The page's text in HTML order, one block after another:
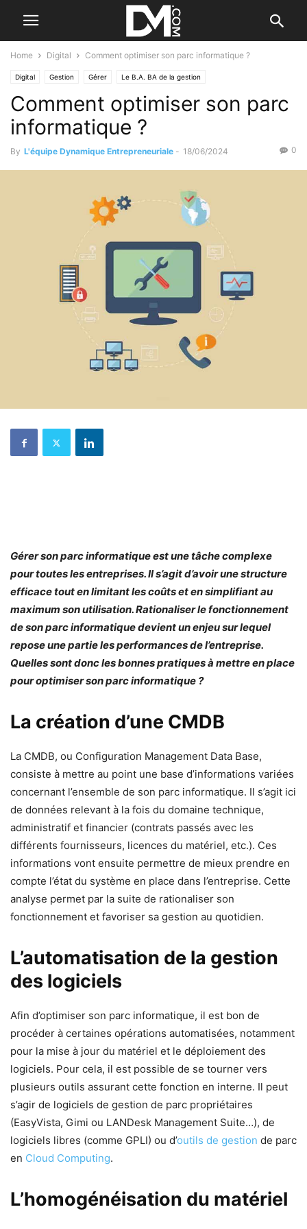
Home Digital Comment optimiser son parc informatique ?
Digital Gestion Gérer Le B.A. BA de la gestion
Comment optimiser son parc
informatique ?
By L'équipe Dynamique Entrepreneuriale - 18/06/2024 0
Gérer son parc informatique est une tâche complexe
pour toutes les entreprises. Il s’agit d’avoir une structure
efficace tout en limitant les coûts et en simplifiant au
maximum son utilisation. Rationaliser le fonctionnement
de son parc informatique devient un enjeu sur lequel
repose une partie les performances de l’entreprise.
Quelles sont donc les bonnes pratiques à mettre en place
pour optimiser son parc informatique ?
La création d’une CMDB
La CMDB, ou Configuration Management Data Base,
consiste à mettre au point une base d’informations variées
concernant l’ensemble de son parc informatique. Il s’agit ici
de données relevant à la fois du domaine technique,
administratif et financier (contrats passés avec les
différents fournisseurs, licences du matériel, etc.). Ces
informations vont ensuite permettre de mieux prendre en
compte l’état du système en place dans l’entreprise. Cette
analyse permet par la suite de rationaliser son
fonctionnement et favoriser sa gestion au quotidien.
L’automatisation de la gestion
des logiciels
Afin d’optimiser son parc informatique, il est bon de
procéder à certaines opérations automatisées, notamment
pour la mise à jour du matériel et le déploiement des
logiciels. Pour cela, il est possible de se tourner vers
plusieurs outils assurant cette fonction en interne. Il peut
s’agir de logiciels de gestion de parc propriétaires
(EasyVista, Gimi ou LANDesk Management Suite…), de
logiciels libres (comme GPLI) ou d’outils de gestion de parc
en Cloud Computing.
L’homogénéisation du matériel